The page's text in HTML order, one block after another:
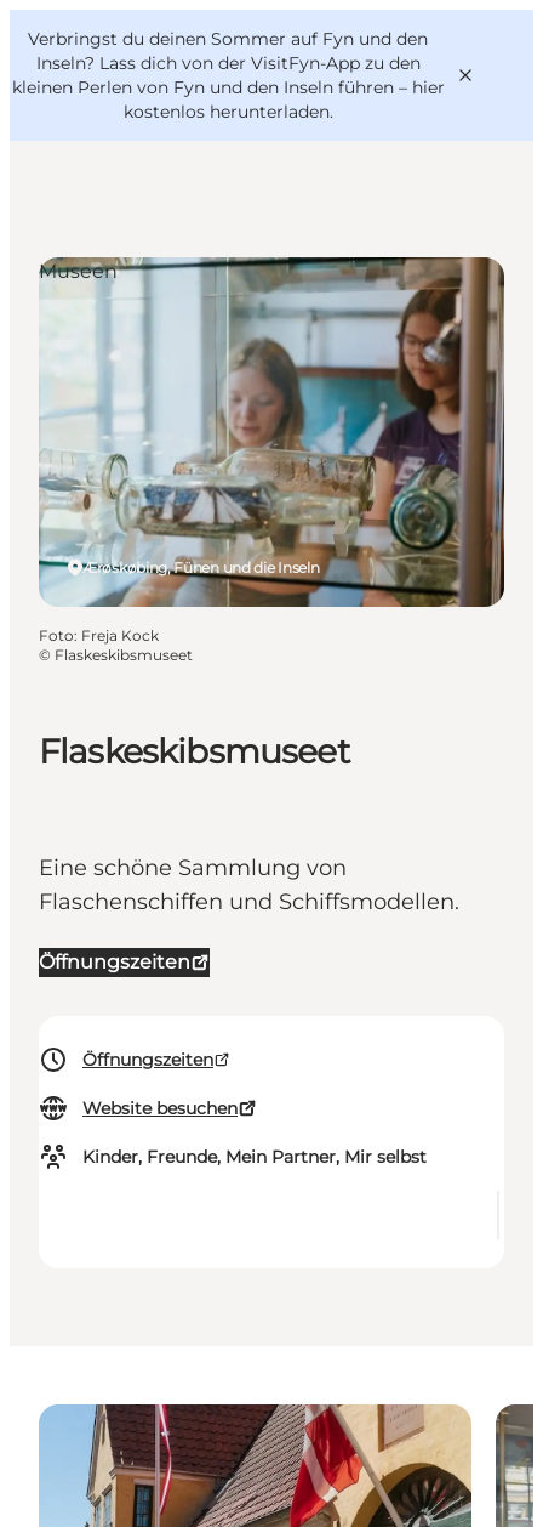
Verbringst du deinen Sommer auf Fyn und den
Inseln? Lass dich von der VisitFyn-App zu den
kleinen Perlen von Fyn und den Inseln führen – hier
kostenlos herunterladen.
Reise Ideen
Outdoor & bike
Übernachtung
VisitFyn
Deutsch
Flaskeskibsmuseet
Eine schöne Sammlung von
Flaschenschiffen und Schiffsmodellen.
Öffnungszeiten
Öffnungszeiten
Website besuchen
Kinder, Freunde, Mein Partner, Mir selbst
Ærøskøbing, Fünen und die Inseln
Museen
Foto: Freja Kock
© Flaskeskibsmuseet